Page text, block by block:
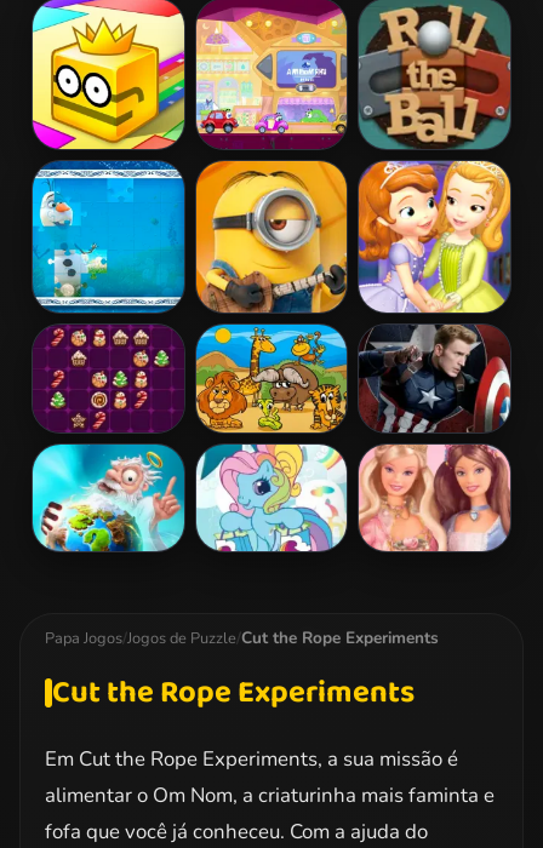
Soccer Mover Miraculous
Ladybug Puzzle
Soccer Mover
2015
Paper.io 2 Wheely 6:
Fairytale
Roll The Ball
Online
Frozen Jigsaw
Puzzle
Minion Jigsaw
Puzzle
Sofia And
Friends Jigsaw
Puzzle
Drop Match 3 Kids Puzzle Captain
America Civil
War Jigsaw
Papa Jogos/Jogos de Puzzle/Cut the Rope Experiments
Cut the Rope Experiments
Em Cut the Rope Experiments, a sua missão é
alimentar o Om Nom, a criaturinha mais faminta e
fofa que você já conheceu. Com a ajuda do